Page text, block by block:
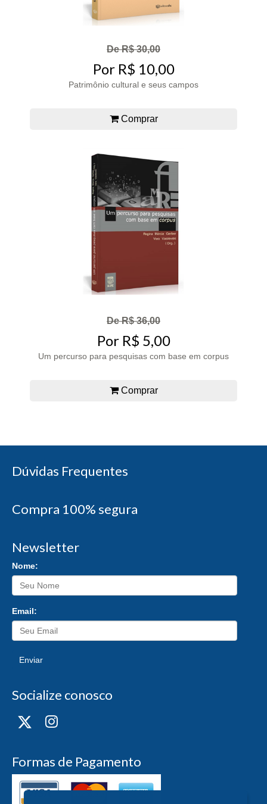
De R$ 30,00
Por R$ 10,00
Patrimônio cultural e seus campos
Comprar
De R$ 36,00
Por R$ 5,00
Um percurso para pesquisas com base em corpus
Comprar
Dúvidas Frequentes
Compra 100% segura
Newsletter
Nome:
Email:
Enviar
Socialize conosco
Formas de Pagamento